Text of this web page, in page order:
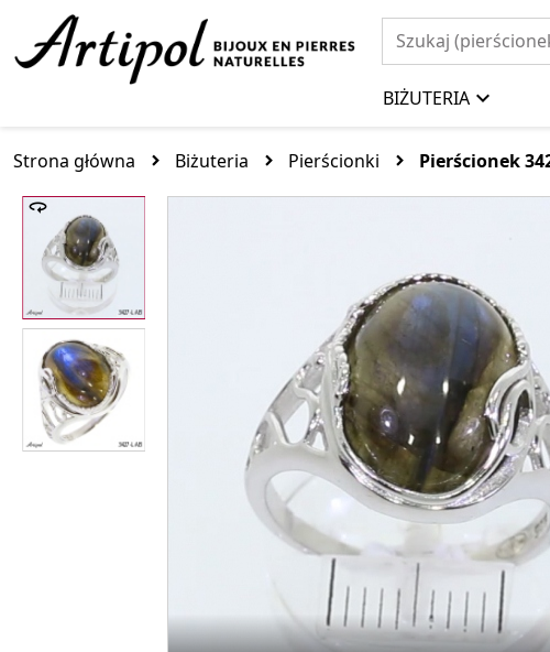
BIŻUTERIA
Strona główna Biżuteria Pierścionki Pierścionek